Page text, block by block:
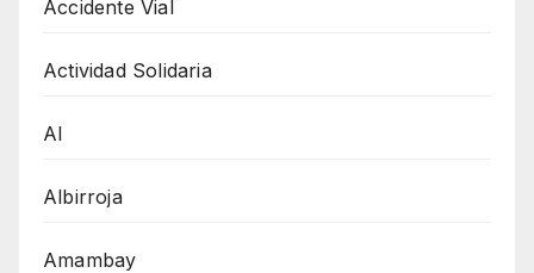
Accidente Vial
Actividad Solidaria
AI
Albirroja
Amambay